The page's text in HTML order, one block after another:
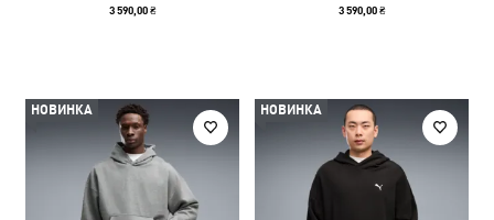
3 590,00 ₴ 3 590,00 ₴
НОВИНКА НОВИНКА